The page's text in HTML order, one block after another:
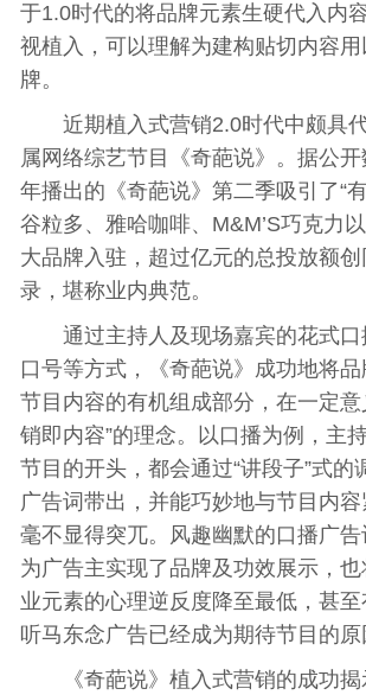
于1.0时代的将品牌元素生硬代入内
视植入，可以理解为建构贴切内容
牌。
近期植入式营销2.0时代中颇具代
属网络综艺节目《奇葩说》。据公
年播出的《奇葩说》第二季吸引了“
谷粒多、雅哈咖啡、M&M’S巧克力
大品牌入驻，超过亿元的总投放额
录，堪称业内典范。
通过主持人及现场嘉宾的花式口
口号等方式，《奇葩说》成功地将
节目内容的有机组成部分，在一定意
销即内容”的理念。以口播为例，主
节目的开头，都会通过“讲段子”式的
广告词带出，并能巧妙地与节目内
毫不显得突兀。风趣幽默的口播广
为广告主实现了品牌及功效展示，
业元素的心理逆反度降至最低，甚至
听马东念广告已经成为期待节目的原
《奇葩说》植入式营销的成功揭